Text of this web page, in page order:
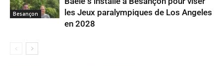
Besançon
les Jeux paralympiques de Los Angeles
en 2028